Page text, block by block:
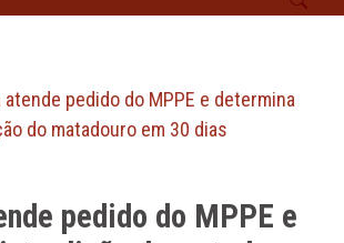
pedido do MPPE e determina
do matadouro em 30 dias
pedido do MPPE e